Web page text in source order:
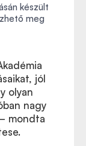
készült
meg
jól
olyan
nagy
mondta